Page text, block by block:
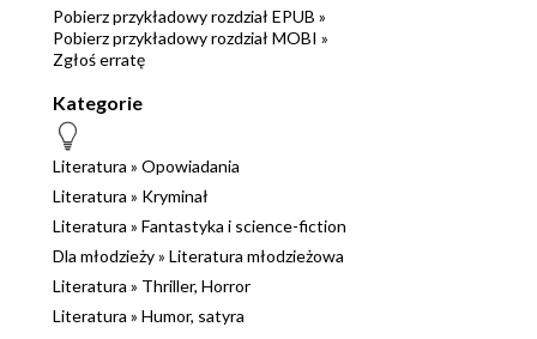
Pobierz przykładowy rozdział EPUB »
Pobierz przykładowy rozdział MOBI »
Zgłoś erratę
Kategorie
Literatura » Opowiadania
Literatura » Kryminał
Literatura » Fantastyka i science-fiction
Dla młodzieży» Literatura młodzieżowa
Literatura » Thriller, Horror
Literatura » Humor, satyra